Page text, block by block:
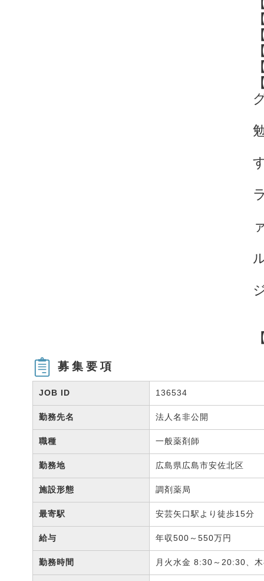
募集要項
JOB ID 136534
勤務先名 法人名非公開
職種 一般薬剤師
勤務地 広島県広島市安佐北区
施設形態 調剤薬局
最寄駅 安芸矢口駅より徒歩15分
給与 年収500～550万円
勤務時間 月火水金 8:30～20:30、